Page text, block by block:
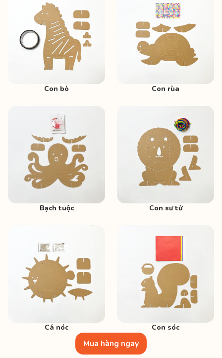
Con bò Con rùa
Bạch tuộc Con sư tử
Cá nóc Con sóc
Mua hàng ngay